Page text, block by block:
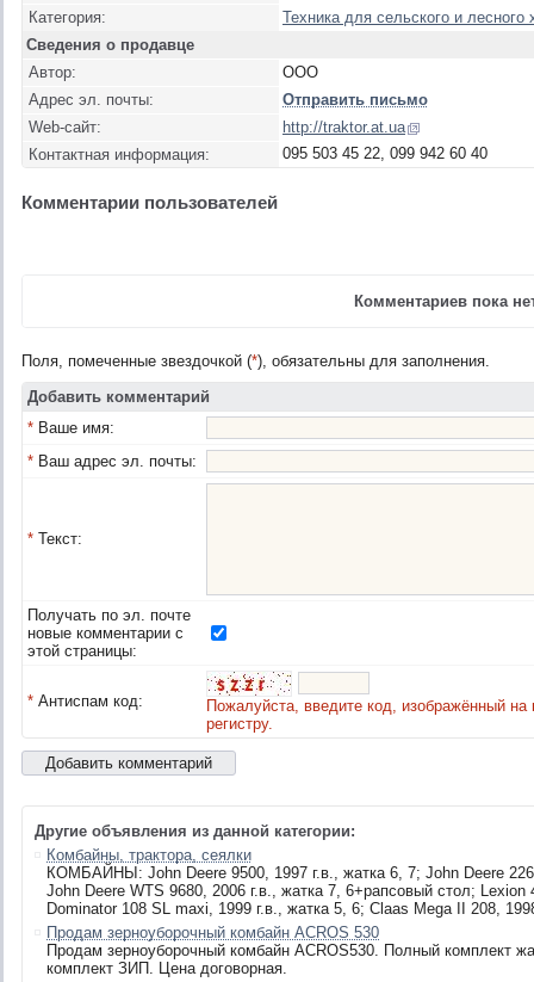
Категория:
Техника для сельского и
Сведения о продавце
Автор:
ООО
Адрес эл. почты:
Отправить письмо
Web-сайт:
http://traktor.at.ua
Контактная информация:
095 503 45 22, 099 942 60 40
Комментарии пользователей
Комментариев пока
Поля, помеченные звездочкой (*), обязательны для заполнения.
Добавить комментарий
* Ваше имя:
* Ваш адрес эл. почты:
* Текст:
Получать по эл. почте
новые комментарии с
этой страницы:
* Антиспам код:
Пожалуйста, введите код, изображённый
регистру.
Другие объявления из данной категории:
Комбайны, трактора, сеялки
КОМБАЙНЫ: John Deere 9500, 1997 г.в., жатка 6, 7; John Deere
John Deere WTS 9680, 2006 г.в., жатка 7, 6+рапсовый стол; Lexion
Dominator 108 SL maxi, 1999 г.в., жатка 5, 6; Claas Mega II 208,
Продам зерноуборочный комбайн ACROS 530
Продам зерноуборочный комбайн ACROS530. Полный комплект
комплект ЗИП. Цена договорная.